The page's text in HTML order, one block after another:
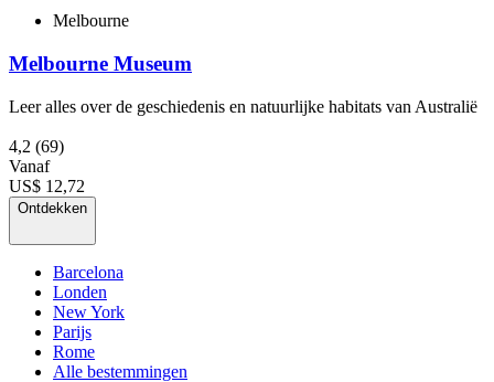
Melbourne
Melbourne Museum
Leer alles over de geschiedenis en natuurlijke habitats van Australië
4,2 (69)
Vanaf
US$ 12,72
Ontdekken
Barcelona
Londen
New York
Parijs
Rome
Alle bestemmingen